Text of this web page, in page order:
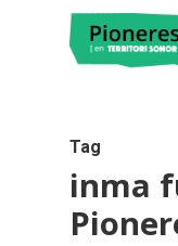
Tag
inma